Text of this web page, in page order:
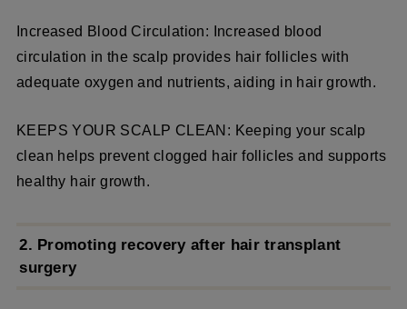
Increased Blood Circulation: Increased blood
circulation in the scalp provides hair follicles with
adequate oxygen and nutrients, aiding in hair growth.
KEEPS YOUR SCALP CLEAN: Keeping your scalp
clean helps prevent clogged hair follicles and supports
healthy hair growth.
2. Promoting recovery after hair transplant
surgery